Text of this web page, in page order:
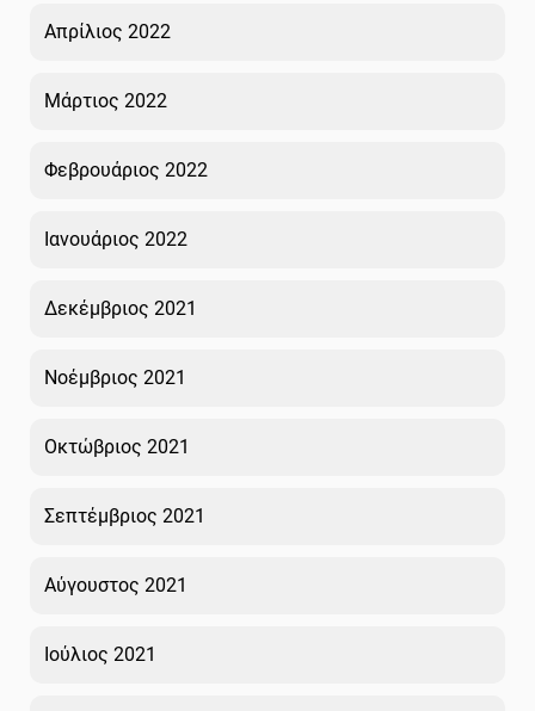
Απρίλιος 2022
Μάρτιος 2022
Φεβρουάριος 2022
Ιανουάριος 2022
Δεκέμβριος 2021
Νοέμβριος 2021
Οκτώβριος 2021
Σεπτέμβριος 2021
Αύγουστος 2021
Ιούλιος 2021